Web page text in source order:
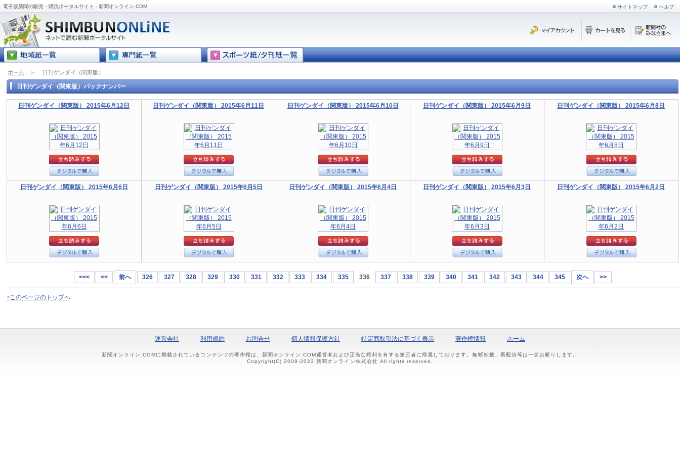
電子版新聞の販売・購読ポータルサイト - 新聞オンライン.COM サイトマップ ヘルプ
ホーム ＞ 日刊ゲンダイ（関東版）
日刊ゲンダイ（関東版）バックナンバー
日刊ゲンダイ（関東版） 2015年6月12日 日刊ゲンダイ（関東版） 2015年6月11日 日刊ゲンダイ（関東版） 2015年6月10日 日刊ゲンダイ（関東版） 2015年6月9日 日刊ゲンダイ（関東版） 2015年6月8日
日刊ゲンダイ（関東版） 2015年6月6日 日刊ゲンダイ（関東版） 2015年6月5日 日刊ゲンダイ（関東版） 2015年6月4日 日刊ゲンダイ（関東版） 2015年6月3日 日刊ゲンダイ（関東版） 2015年6月2日
<<< << 前へ 326 327 328 329 330 331 332 333 334 335 336 337 338 339 340 341 342 343 344 345 次へ >>
↑このページのトップへ
運営会社 利用規約 お問合せ 個人情報保護方針 特定商取引法に基づく表示 著作権情報 ホーム
新聞オンライン.COMに掲載されているコンテンツの著作権は、新聞オンライン.COM運営者および正当な権利を有する第三者に帰属しております。無断転載、再配信等は一切お断りします。
Copyright(C) 2009-2023 新聞オンライン株式会社 All rights reserved.